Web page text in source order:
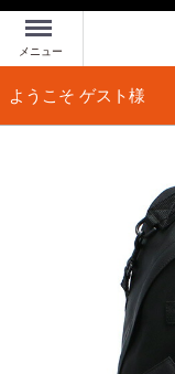
Menu
メニュー
ようこそ ゲスト様